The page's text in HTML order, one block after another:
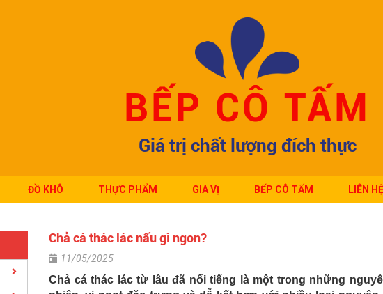
BẾP CÔ TẤM
Giá trị chất lượng đích thực
ĐỒ KHÔ THỰC PHẨM GIA VỊ BẾP CÔ TẤM LIÊN HỆ
Chả cá thác lác nấu gì ngon?
11/05/2025
Chả cá thác lác từ lâu đã nổi tiếng là một trong những